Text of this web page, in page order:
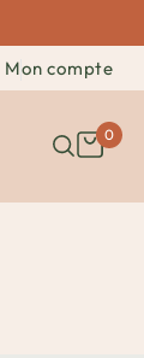
Mon compte
0